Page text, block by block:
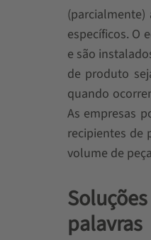
específicos. O
e são
de produto
quando
As empresas
recipientes de
volume de
palavras